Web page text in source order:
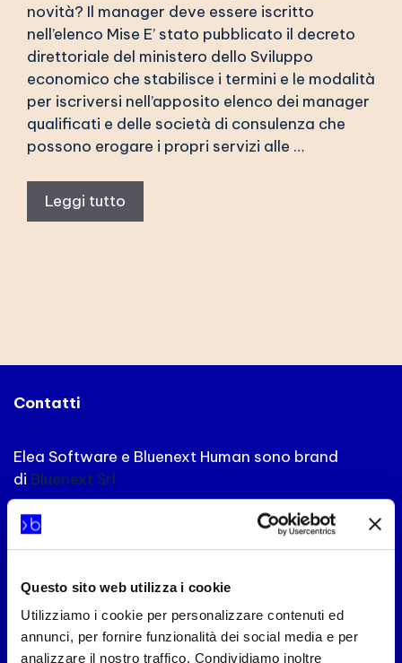
Questo sito web utilizza i cookie
Utilizziamo i cookie per personalizzare contenuti ed
annunci, per fornire funzionalità dei social media e per
analizzare il nostro traffico. Condividiamo inoltre
novità? Il manager deve essere iscritto
nell’elenco Mise E’ stato pubblicato il decreto
direttoriale del ministero dello Sviluppo
economico che stabilisce i termini e le modalità
per iscriversi nell’apposito elenco dei manager
qualificati e delle società di consulenza che
possono erogare i propri servizi alle …
Leggi tutto
Contatti
Elea Software e Bluenext Human sono brand
di Bluenext Srl
P.I. e C.F. IT04228480408
Capitale Sociale 500.000 € – Numero REA
Via XXIII settembre 1845, n°95
47921 Rimini
Italia